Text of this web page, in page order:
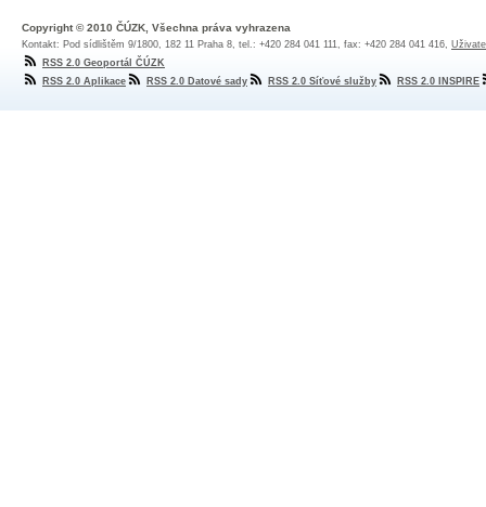
Copyright © 2010 ČÚZK, Všechna práva vyhrazena
Kontakt: Pod sídlištěm 9/1800, 182 11 Praha 8, tel.: +420 284 041 111, fax: +420 284 041 416,
RSS 2.0 Geoportál ČÚZK
RSS 2.0 Aplikace
RSS 2.0 Datové sady RSS 2.0 Síťové služby RSS 2.0 INSPIRE